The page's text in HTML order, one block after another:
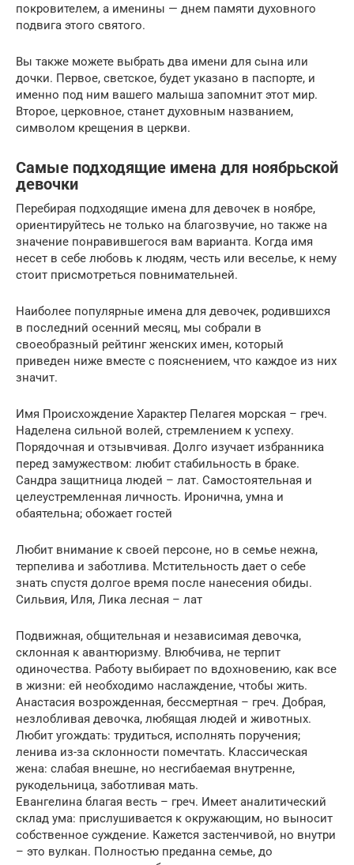
покровителем, а именины — днем памяти духовного
подвига этого святого.
Вы также можете выбрать два имени для сына или
дочки. Первое, светское, будет указано в паспорте, и
именно под ним вашего малыша запомнит этот мир.
Второе, церковное, станет духовным названием,
символом крещения в церкви.
Самые подходящие имена для ноябрьской
девочки
Перебирая подходящие имена для девочек в ноябре,
ориентируйтесь не только на благозвучие, но также на
значение понравившегося вам варианта. Когда имя
несет в себе любовь к людям, честь или веселье, к нему
стоит присмотреться повнимательней.
Наиболее популярные имена для девочек, родившихся
в последний осенний месяц, мы собрали в
своеобразный рейтинг женских имен, который
приведен ниже вместе с пояснением, что каждое из них
значит.
Имя Происхождение Характер Пелагея морская – греч.
Наделена сильной волей, стремлением к успеху.
Порядочная и отзывчивая. Долго изучает избранника
перед замужеством: любит стабильность в браке.
Сандра защитница людей – лат. Самостоятельная и
целеустремленная личность. Иронична, умна и
обаятельна; обожает гостей
Любит внимание к своей персоне, но в семье нежна,
терпелива и заботлива. Мстительность дает о себе
знать спустя долгое время после нанесения обиды.
Сильвия, Иля, Лика лесная – лат
Подвижная, общительная и независимая девочка,
склонная к авантюризму. Влюбчива, не терпит
одиночества. Работу выбирает по вдохновению, как все
в жизни: ей необходимо наслаждение, чтобы жить.
Анастасия возрожденная, бессмертная – греч. Добрая,
незлобливая девочка, любящая людей и животных.
Любит угождать: трудиться, исполнять поручения;
ленива из-за склонности помечтать. Классическая
жена: слабая внешне, но несгибаемая внутренне,
рукодельница, заботливая мать.
Евангелина благая весть – греч. Имеет аналитический
склад ума: прислушивается к окружающим, но выносит
собственное суждение. Кажется застенчивой, но внутри
– это вулкан. Полностью преданна семье, до